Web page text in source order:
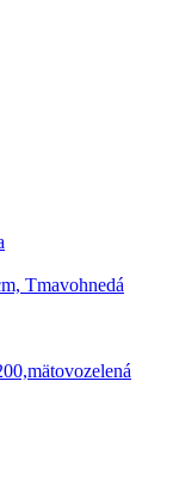
Tmavohnedá